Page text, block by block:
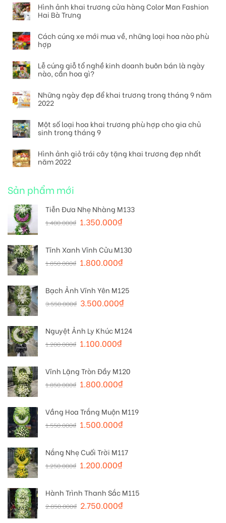
Hình ảnh khai trương cửa hàng Color Man Fashion
Hai Bà Trưng
Cách cúng xe mới mua về, những loại hoa nào phù
hợp
Lễ cúng giỗ tổ nghề kinh doanh buôn bán là ngày
nào, cần hoa gì?
Những ngày đẹp để khai trương trong tháng 9 năm
2022
Một số loại hoa khai trương phù hợp cho gia chủ
sinh trong tháng 9
Hình ảnh giỏ trái cây tặng khai trương đẹp nhất
năm 2022
Sản phẩm mới
Tiễn Đưa Nhẹ Nhàng M133
1.400.000₫ 1.350.000₫
Tĩnh Xanh Vĩnh Cửu M130
1.850.000₫ 1.800.000₫
Bạch Ảnh Vĩnh Yên M125
3.550.000₫ 3.500.000₫
Nguyệt Ảnh Ly Khúc M124
1.200.000₫ 1.100.000₫
Vĩnh Lặng Tròn Đầy M120
1.850.000₫ 1.800.000₫
Vầng Hoa Trắng Muộn M119
1.550.000₫ 1.500.000₫
Nắng Nhẹ Cuối Trời M117
1.250.000₫ 1.200.000₫
Hành Trình Thanh Sắc M115
2.850.000₫ 2.750.000₫